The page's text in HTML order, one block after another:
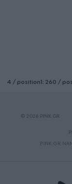
4 / position1: 260 /
© 2026 PINK.GR
PINK.GR